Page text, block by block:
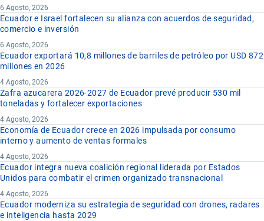
6 Agosto, 2026
Ecuador e Israel fortalecen su alianza con acuerdos de seguridad,
comercio e inversión
6 Agosto, 2026
Ecuador exportará 10,8 millones de barriles de petróleo por USD 872
millones en 2026
4 Agosto, 2026
Zafra azucarera 2026-2027 de Ecuador prevé producir 530 mil
toneladas y fortalecer exportaciones
4 Agosto, 2026
Economía de Ecuador crece en 2026 impulsada por consumo
interno y aumento de ventas formales
4 Agosto, 2026
Ecuador integra nueva coalición regional liderada por Estados
Unidos para combatir el crimen organizado transnacional
4 Agosto, 2026
Ecuador moderniza su estrategia de seguridad con drones, radares
e inteligencia hasta 2029